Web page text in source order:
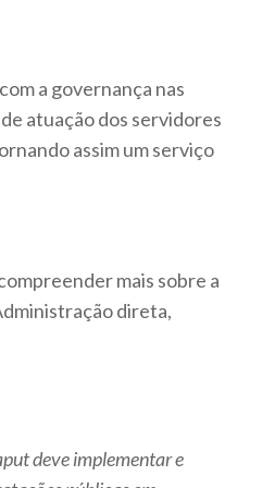
a governança nas
atuação dos servidores
assim um serviço
mais sobre a
direta,
deve implementar e